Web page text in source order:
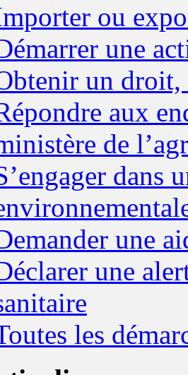
ou
une
un droit,
aux
de
dans
une
une
les